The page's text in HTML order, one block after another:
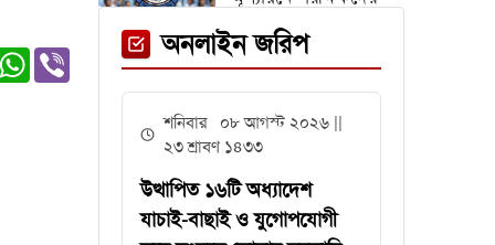
WhatsApp
Viber
অস্ট্রিয়া ম্যাচের আগে
এক তারকাকে হারাল
জন্য সময় বাড়ল ২ দিন
অনলাইন জরিপ
শনিবার ০৮ আগস্ট ২০২৬ ||
২৩ শ্রাবণ ১৪৩৩
উত্থাপিত ১৬টি অধ্যাদেশ
যাচাই-বাছাই ও যুগোপযোগী